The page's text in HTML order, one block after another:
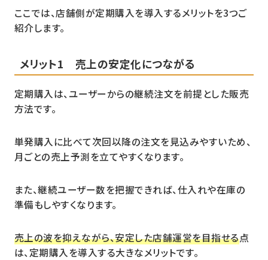
ここでは、店舗側が定期購入を導入するメリットを3つご
紹介します。
メリット1 売上の安定化につながる
定期購入は、ユーザーからの継続注文を前提とした販売
方法です。
単発購入に比べて次回以降の注文を見込みやすいため、
月ごとの売上予測を立てやすくなります。
また、継続ユーザー数を把握できれば、仕入れや在庫の
準備もしやすくなります。
売上の波を抑えながら、安定した店舗運営を目指せる点
は、定期購入を導入する大きなメリットです。